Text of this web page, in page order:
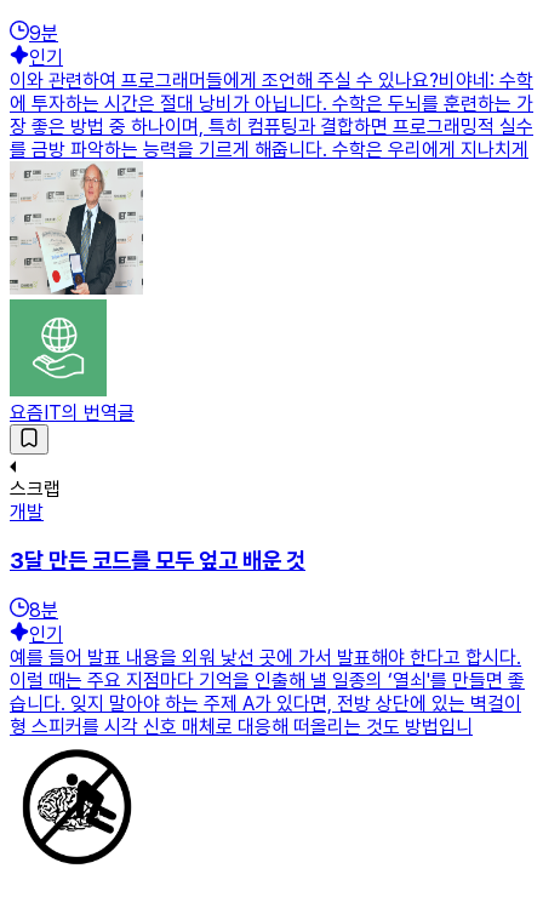
9분
인기
이와 관련하여 프로그래머들에게 조언해 주실 수 있나요?비야네: 수학
에 투자하는 시간은 절대 낭비가 아닙니다. 수학은 두뇌를 훈련하는 가
장 좋은 방법 중 하나이며, 특히 컴퓨팅과 결합하면 프로그래밍적 실수
를 금방 파악하는 능력을 기르게 해줍니다. 수학은 우리에게 지나치게
요즘IT의 번역글
스크랩
개발
3달 만든 코드를 모두 엎고 배운 것
8분
인기
예를 들어 발표 내용을 외워 낯선 곳에 가서 발표해야 한다고 합시다.
이럴 때는 주요 지점마다 기억을 인출해 낼 일종의 ‘열쇠'를 만들면 좋
습니다. 잊지 말아야 하는 주제 A가 있다면, 전방 상단에 있는 벽걸이
형 스피커를 시각 신호 매체로 대응해 떠올리는 것도 방법입니